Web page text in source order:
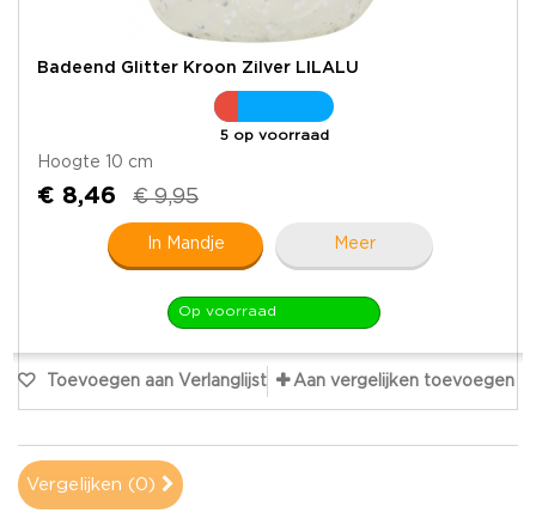
Badeend Glitter Kroon Zilver LILALU
5 op voorraad
Hoogte 10 cm
€ 8,46 € 9,95
In Mandje Meer
Op voorraad
Toevoegen aan Verlanglijst Aan vergelijken toevoegen
Vergelijken (0)